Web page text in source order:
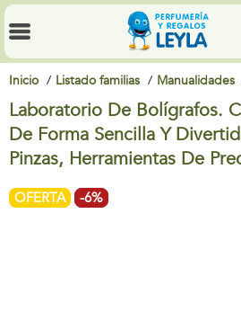
Inicio Listado familias Manualidades
Laboratorio De Bolígrafos.
De Forma Sencilla Y
Pinzas, Herramientas De
OFERTA -6%